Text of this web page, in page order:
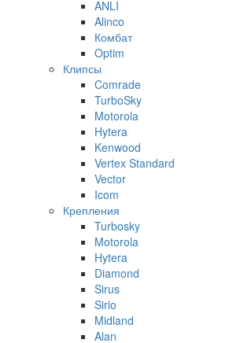
ANLI
Alinco
Комбат
Optim
Клипсы
Comrade
TurboSky
Motorola
Hytera
Kenwood
Vertex Standard
Vector
Icom
Крепления
Turbosky
Motorola
Hytera
Diamond
Sirus
Sirio
Midland
Alan